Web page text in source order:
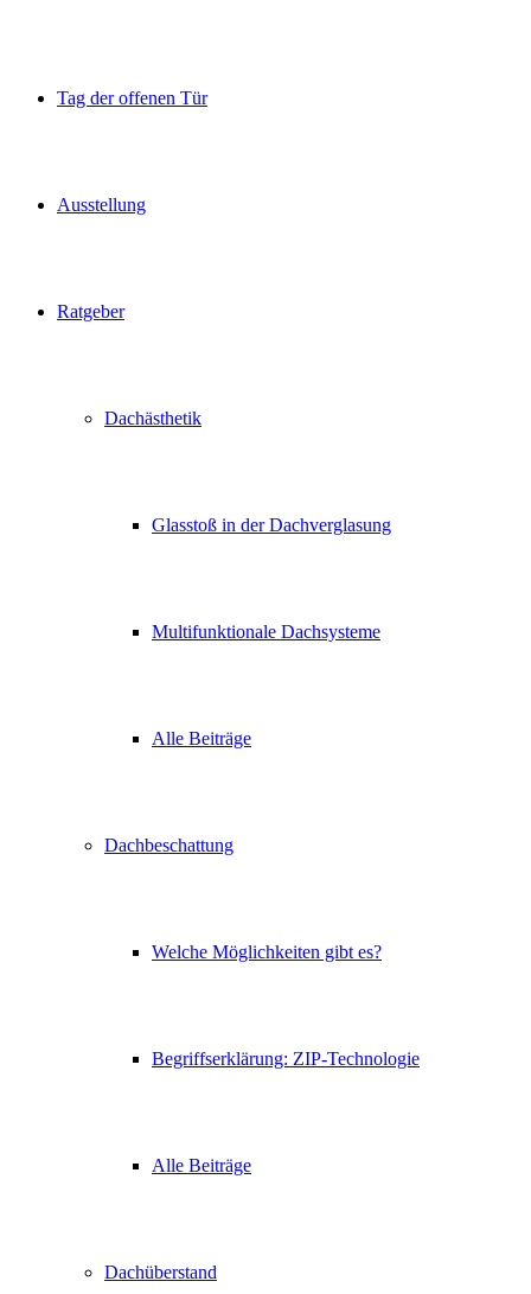
Tag der offenen Tür
Ausstellung
Ratgeber
Dachästhetik
Glasstoß in der Dachverglasung
Multifunktionale Dachsysteme
Alle Beiträge
Dachbeschattung
Welche Möglichkeiten gibt es?
Begriffserklärung: ZIP-Technologie
Alle Beiträge
Dachüberstand